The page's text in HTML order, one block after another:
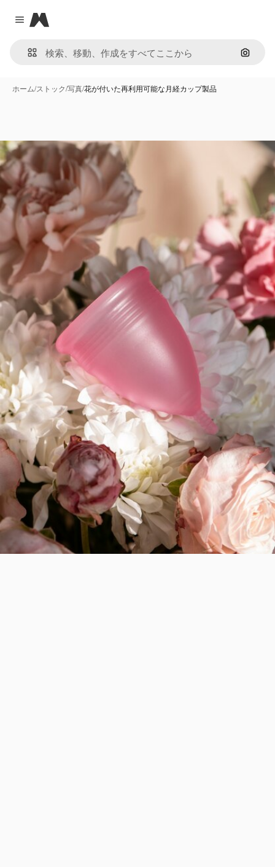
Close menu
Magnific
画像で
ホーム/ストック/写真/花が付いた再利用可能な月経カップ製品